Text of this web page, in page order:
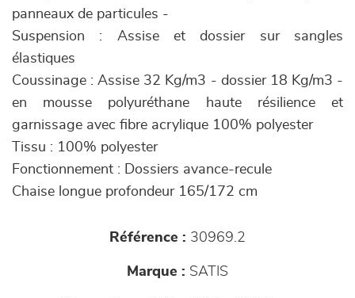
panneaux de particules -
Suspension : Assise et dossier sur sangles
élastiques
Coussinage : Assise 32 Kg/m3 - dossier 18 Kg/m3 -
en mousse polyuréthane haute résilience et
garnissage avec fibre acrylique 100% polyester
Tissu : 100% polyester
Fonctionnement : Dossiers avance-recule
Chaise longue profondeur 165/172 cm
Référence : 30969.2
Marque : SATIS